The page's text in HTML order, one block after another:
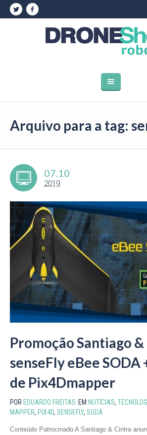
Arquivo para a tag:
07.10
2019
Promoção Santiago
senseFly eBee SODA
de Pix4Dmapper
POR EDUARDO FREITAS EM NOTÍCIAS,
MAPPER, PIX4D, SENSEFLY, SODA
Conteúdo Patrocinado A Santiago & Cintra